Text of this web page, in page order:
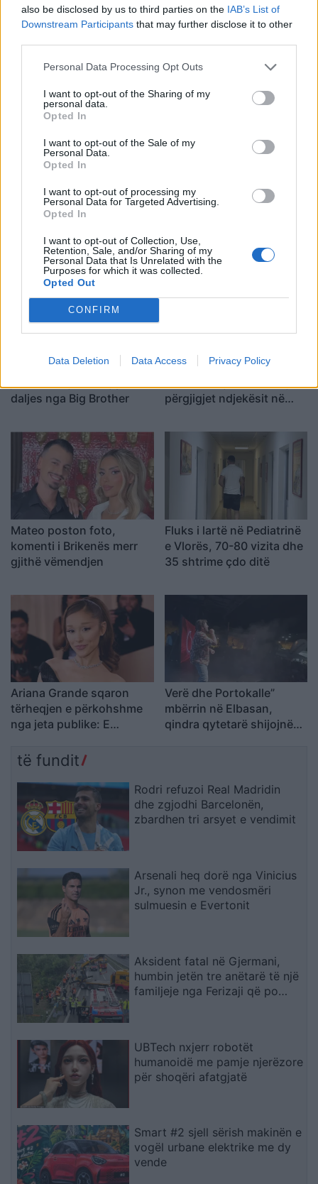
also be disclosed by us to third parties on the IAB’s List of
Downstream Participants that may further disclose it to other
Personal Data Processing Opt Outs
I want to opt-out of the Sharing of my
personal data.
Opted In
I want to opt-out of the Sale of my
Personal Data.
Opted In
I want to opt-out of processing my
Personal Data for Targeted Advertising.
Opted In
I want to opt-out of Collection, Use,
Retention, Sale, and/or Sharing of my
Personal Data that Is Unrelated with the
Purposes for which it was collected.
Opted Out
CONFIRM
Data Deletion Data Access Privacy Policy
Don Xhoni i kthehet
ashpër një personi në
publik, çfarë ndodhi me
reperin?
Ndahet nga jeta në
mjeshtri i flamenkos, Pepe
Habichuela
Miri rrëfen si ka ndryshuar
daljes nga Big Brother
“A nuk po blen më
përgjigjet ndjekësit në
Mateo poston foto,
komenti i Brikenës merr
gjithë vëmendjen
Fluks i lartë në Pediatrinë
e Vlorës, 70-80 vizita dhe
35 shtrime çdo ditë
Ariana Grande sqaron
tërheqjen e përkohshme
nga jeta publike: E
Verë dhe Portokalle”
mbërrin në Elbasan,
qindra qytetarë shijojnë
të fundit
Rodri refuzoi Real Madridin
dhe zgjodhi Barcelonën,
zbardhen tri arsyet e vendimit
Arsenali heq dorë nga Vinicius
Jr., synon me vendosmëri
sulmuesin e Evertonit
Aksident fatal në Gjermani,
humbin jetën tre anëtarë të një
familjeje nga Ferizaji që po
UBTech nxjerr robotët
humanoidë me pamje njerëzore
për shoqëri afatgjatë
Smart #2 sjell sërish makinën e
vogël urbane elektrike me dy
vende